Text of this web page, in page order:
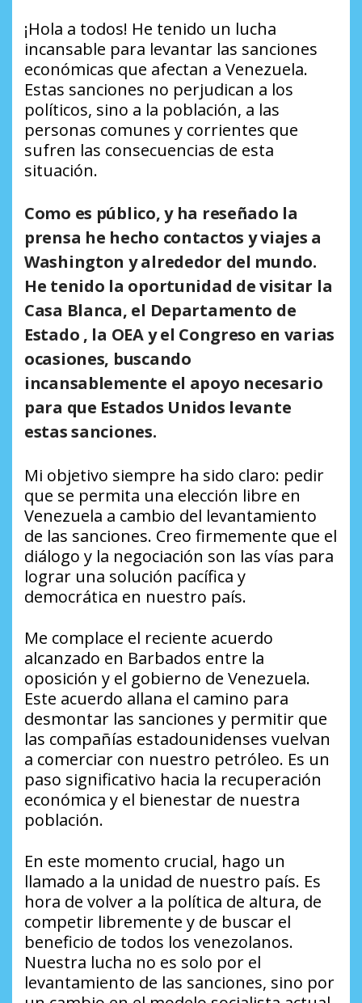
¡Hola a todos! He tenido un lucha
incansable para levantar las sanciones
económicas que afectan a Venezuela.
Estas sanciones no perjudican a los
políticos, sino a la población, a las
personas comunes y corrientes que
sufren las consecuencias de esta
situación.
Como es público, y ha reseñado la
prensa he hecho contactos y viajes a
Washington y alrededor del mundo.
He tenido la oportunidad de visitar la
Casa Blanca, el Departamento de
Estado , la OEA y el Congreso en varias
ocasiones, buscando
incansablemente el apoyo necesario
para que Estados Unidos levante
estas sanciones.
Mi objetivo siempre ha sido claro: pedir
que se permita una elección libre en
Venezuela a cambio del levantamiento
de las sanciones. Creo firmemente que el
diálogo y la negociación son las vías para
lograr una solución pacífica y
democrática en nuestro país.
Me complace el reciente acuerdo
alcanzado en Barbados entre la
oposición y el gobierno de Venezuela.
Este acuerdo allana el camino para
desmontar las sanciones y permitir que
las compañías estadounidenses vuelvan
a comerciar con nuestro petróleo. Es un
paso significativo hacia la recuperación
económica y el bienestar de nuestra
población.
En este momento crucial, hago un
llamado a la unidad de nuestro país. Es
hora de volver a la política de altura, de
competir libremente y de buscar el
beneficio de todos los venezolanos.
Nuestra lucha no es solo por el
levantamiento de las sanciones, sino por